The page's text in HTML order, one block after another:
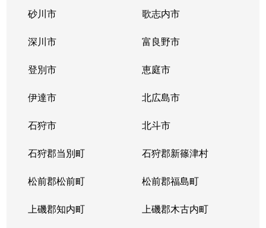
砂川市 歌志内市
深川市 富良野市
登別市 恵庭市
伊達市 北広島市
石狩市 北斗市
石狩郡当別町 石狩郡新篠津村
松前郡松前町 松前郡福島町
上磯郡知内町 上磯郡木古内町